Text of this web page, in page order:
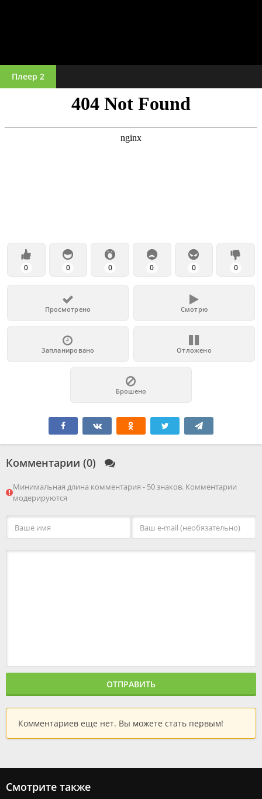
Плеер 2
0 0 0 0 0 0
Просмотрено Смотрю
Запланировано Отложено
Брошено
Комментарии (0)
Минимальная длина комментария - 50 знаков. Комментарии
модерируются
ОТПРАВИТЬ
Комментариев еще нет. Вы можете стать первым!
Смотрите также